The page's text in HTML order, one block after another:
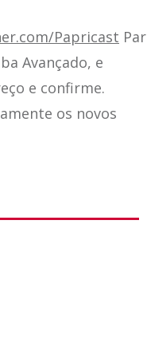
Papricast
Avançado, e
e confirme.
os novos